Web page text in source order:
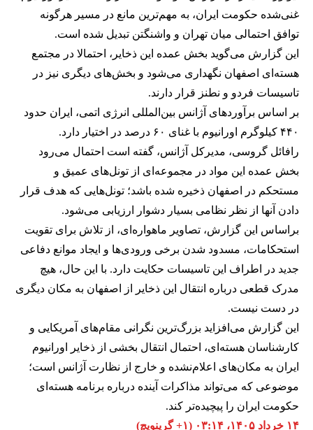
غنی‌شده حکومت ایران، به مهم‌ترین مانع در مسیر هرگونه
توافق احتمالی میان تهران و واشنگتن تبدیل شده است.
این گزارش می‌گوید بخش عمده این ذخایر، احتمالا در مجتمع
هسته‌ای اصفهان نگهداری می‌شود و بخش‌های دیگری نیز در
تاسیسات فردو و نطنز قرار دارند.
بر اساس برآوردهای آژانس بین‌المللی انرژی اتمی، ایران حدود
۴۴۰ کیلوگرم اورانیوم با غنای ۶۰ درصد در اختیار دارد.
رافائل گروسی، مدیرکل آژانس، گفته است احتمال می‌رود
بخش عمده این مواد در مجموعه‌ای از تونل‌های عمیق و
مستحکم در اصفهان ذخیره شده باشد؛ تونل‌هایی که هدف قرار
دادن آنها از نظر نظامی بسیار دشوار ارزیابی می‌شود.
براساس این گزارش، تصاویر ماهواره‌ای، از تلاش برای تقویت
استحکامات، مسدود شدن برخی ورودی‌ها و ایجاد موانع دفاعی
جدید در اطراف این تاسیسات حکایت دارد. با این حال، هیچ
مدرک قطعی درباره انتقال این ذخایر از اصفهان به مکان دیگری
در دست نیست.
این گزارش می‌افزاید بزرگ‌ترین نگرانی مقام‌های آمریکایی و
کارشناسان هسته‌ای، احتمال انتقال بخشی از ذخایر اورانیوم
ایران به مکان‌های اعلام‌نشده و خارج از نظارت آژانس است؛
موضوعی که می‌تواند مذاکرات آینده درباره برنامه هسته‌ای
حکومت ایران را پیچیده‌تر کند.
۱۴ خرداد ۱۴۰۵، ۰۳:۱۴ (‎+۱ گرینویچ)